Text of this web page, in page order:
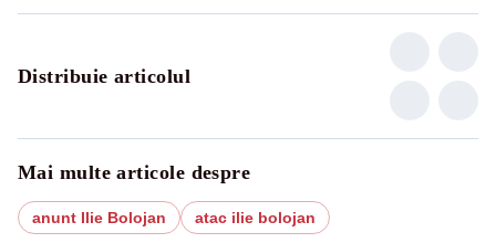
Distribuie articolul
Mai multe articole despre
anunt Ilie Bolojan atac ilie bolojan